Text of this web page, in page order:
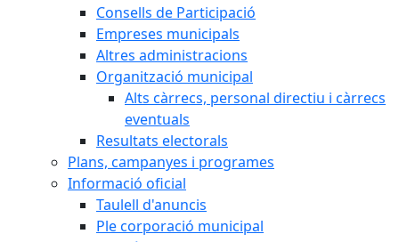
Consells de Participació
Empreses municipals
Altres administracions
Organització municipal
Alts càrrecs, personal directiu i càrrecs
eventuals
Resultats electorals
Plans, campanyes i programes
Informació oficial
Taulell d'anuncis
Ple corporació municipal